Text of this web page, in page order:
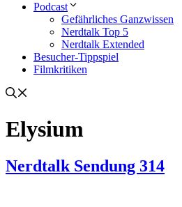
Podcast
Gefährliches Ganzwissen
Nerdtalk Top 5
Nerdtalk Extended
Besucher-Tippspiel
Filmkritiken
Elysium
Nerdtalk Sendung 314